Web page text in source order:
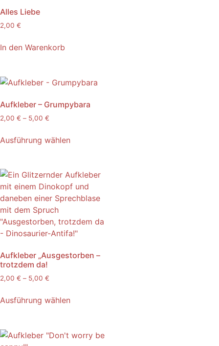
Alles Liebe
2,00 €
In den Warenkorb
Aufkleber – Grumpybara
2,00 € – 5,00 €
Ausführung wählen
Aufkleber „Ausgestorben –
trotzdem da!
2,00 € – 5,00 €
Ausführung wählen